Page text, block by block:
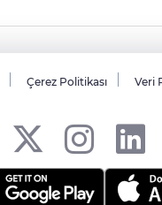
Çerez Politikası Veri